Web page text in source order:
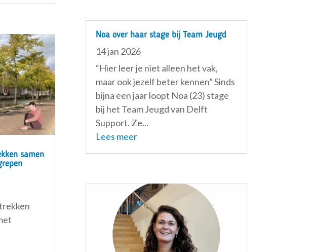
samen
Noa over haar stage bij Team Jeugd
14 jan 2026
“Hier leer je niet alleen het vak,
maar ook jezelf beter kennen” Sinds
bijna een jaar loopt Noa (23) stage
bij het Team Jeugd van Delft
Support. Ze...
Lees meer